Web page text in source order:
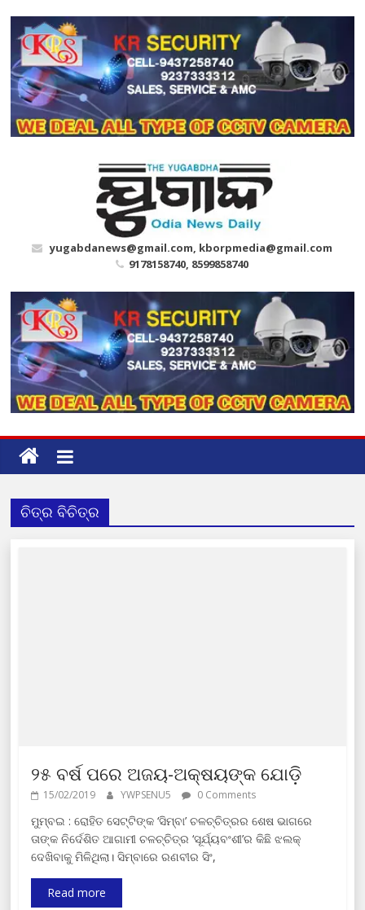
content
yugabdanews@gmail.com, kborpmedia@gmail.com
9178158740, 8599858740
ଚିତ୍ର ବିଚିତ୍ର
୨୫ ବର୍ଷ ପରେ ଅଜୟ-ଅକ୍ଷୟଙ୍କ ଯୋଡ଼ି
15/02/2019 YWPSENU5 0 Comments
ମୁମ୍ବଇ : ରୋହିତ ସେଟ୍ଟିଙ୍କ ‘ସିମ୍ବା’ ଚଳଚ୍ଚିତ୍ରର ଶେଷ ଭାଗରେ
ତାଙ୍କ ନିର୍ଦେଶିତ ଆଗାମୀ ଚଳଚ୍ଚିତ୍ର ‘ସୂର୍ଯ୍ୟବଂଶୀ’ର କିଛି ଝଲକ୍
ଦେଖିବାକୁ ମିଳିଥିଲା। ସିମ୍ବାରେ ରଣବୀର ସିଂ,
Read more